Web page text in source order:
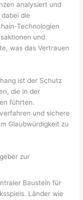
analysiert und
die
Technologien
und
was das Vertrauen
ist der Schutz
die in der
führten.
und sichere
Glaubwürdigkeit zu
zur
Baustein für
Länder wie